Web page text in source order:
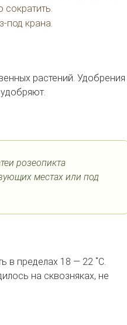
под крана.
растений. Удобрения
розеопикта
местах или под
в пределах 18 — 22 ˚C.
на сквозняках, не